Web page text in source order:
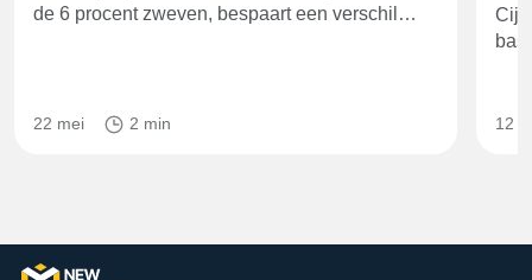
de 6 procent zweven, bespaart een verschil…
22 mei 2 min 12